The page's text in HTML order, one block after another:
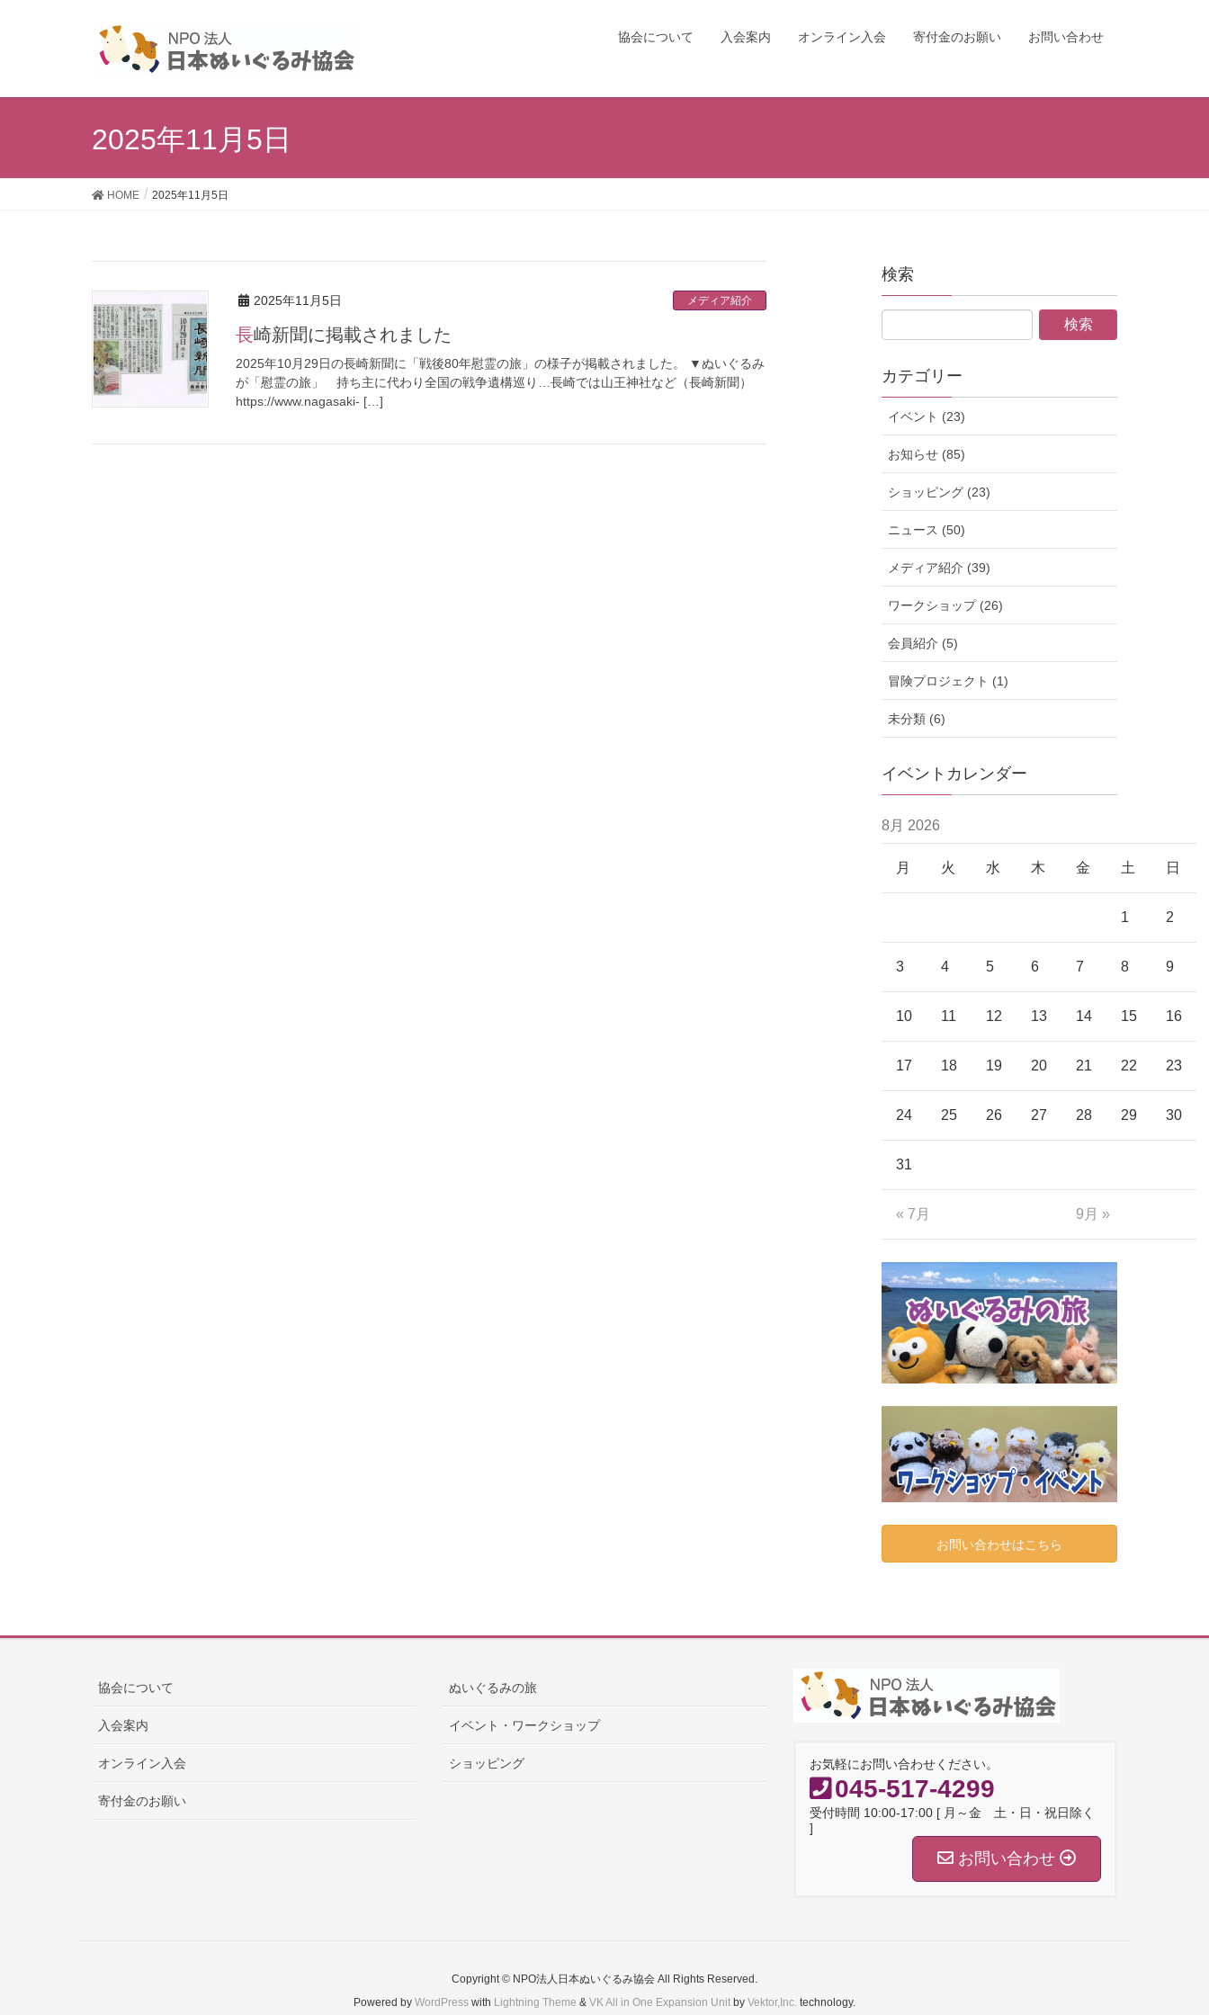
協会について 入会案内 オンライン入会 寄付金のお願い お問い合わせ
2025年11月5日
HOME 2025年11月5日
2025年11月5日 メディア紹介
長崎新聞に掲載されました
2025年10月29日の長崎新聞に「戦後80年慰霊の旅」の様子が掲載されました。 ▼ぬいぐるみ
が「慰霊の旅」 持ち主に代わり全国の戦争遺構巡り…長崎では山王神社など（長崎新聞）
https://www.nagasaki- […]
検索
カテゴリー
イベント (23)
お知らせ (85)
ショッピング (23)
ニュース (50)
メディア紹介 (39)
ワークショップ (26)
会員紹介 (5)
冒険プロジェクト (1)
未分類 (6)
イベントカレンダー
8月 2026
月 火 水 木 金 土 日
1 2
3 4 5 6 7 8 9
10 11 12 13 14 15 16
17 18 19 20 21 22 23
24 25 26 27 28 29 30
31
« 7月 9月 »
お問い合わせはこちら
協会について
入会案内
オンライン入会
寄付金のお願い
ぬいぐるみの旅
イベント・ワークショップ
ショッピング お気軽にお問い合わせください。
045-517-4299
受付時間 10:00-17:00 [ 月～金 土・日・祝日除く
]
お問い合わせ
Copyright © NPO法人日本ぬいぐるみ協会 All Rights Reserved.
Powered by WordPress with Lightning Theme & VK All in One Expansion Unit by Vektor,Inc. technology.